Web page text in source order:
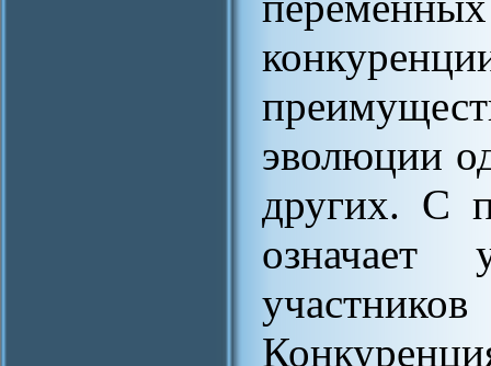
эволюции
других. С
означает